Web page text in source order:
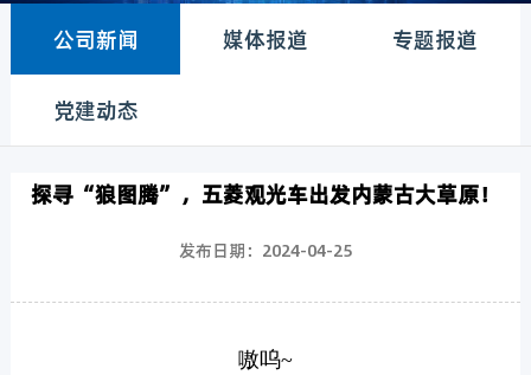
公司新闻 媒体报道 专题报道
党建动态
探寻“狼图腾”，五菱观光车出发内蒙古大草原！
发布日期：2024-04-25
嗷呜~